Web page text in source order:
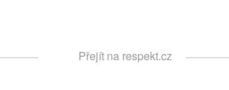
Přejít na respekt.cz